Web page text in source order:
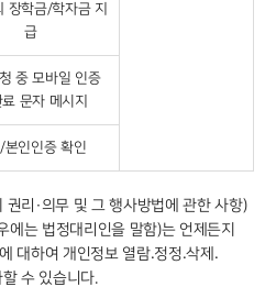
장학금/학자금 지
급
중 모바일 인증
문자 메시지
본인인증 확인
리·의무 및 그 행사방법에 관한 사항)
는 법정대리인을 말함)는 언제든지
대하여 개인정보 열람․정정․삭제․
수 있습니다.